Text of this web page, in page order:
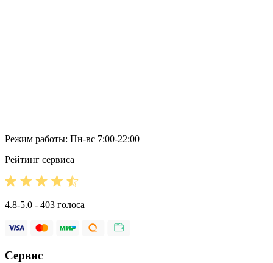
Режим работы: Пн-вс 7:00-22:00
Рейтинг сервиса
4.8-5.0 - 403 голоса
Сервис